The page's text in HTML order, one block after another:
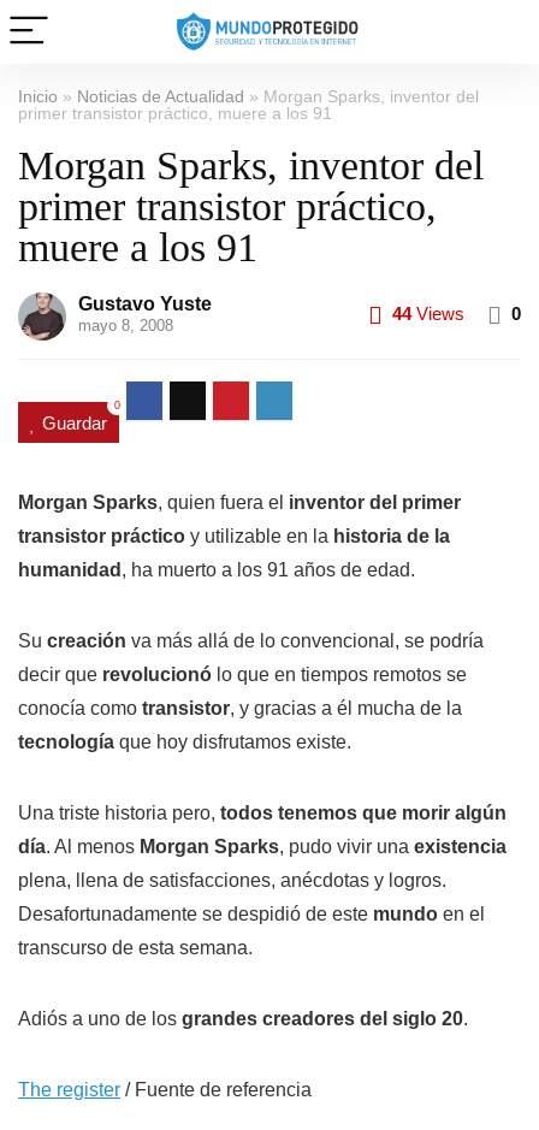
Inicio » Noticias de Actualidad » Morgan Sparks, inventor del
primer transistor práctico, muere a los 91
Morgan Sparks, inventor del
primer transistor práctico,
muere a los 91
Gustavo Yuste
mayo 8, 2008
44Views 0
Guardar
0
Morgan Sparks, quien fuera el inventor del primer
transistor práctico y utilizable en la historia de la
humanidad , ha muerto a los 91 años de edad.
Su creación va más allá de lo convencional, se podría
decir que revolucionó lo que en tiempos remotos se
conocía como transistor, y gracias a él mucha de la
tecnología que hoy disfrutamos existe.
Una triste historia pero, todos tenemos que morir algún
día. Al menos Morgan Sparks, pudo vivir una existencia
plena, llena de satisfacciones, anécdotas y logros.
Desafortunadamente se despidió de este mundo en el
transcurso de esta semana.
Adiós a uno de los grandes creadores del siglo 20.
The register / Fuente de referencia